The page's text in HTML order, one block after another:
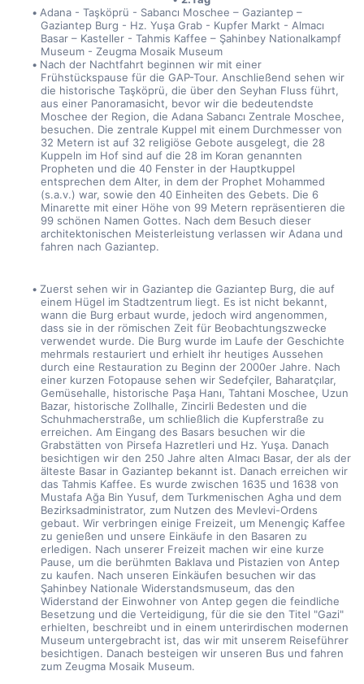
Adana - Taşköprü - Sabancı Moschee – Gaziantep –
Gaziantep Burg - Hz. Yuşa Grab - Kupfer Markt - Almacı
Basar – Kasteller - Tahmis Kaffee – Şahinbey Nationalkampf
Museum - Zeugma Mosaik Museum
Nach der Nachtfahrt beginnen wir mit einer
Frühstückspause für die GAP-Tour. Anschließend sehen wir
die historische Taşköprü, die über den Seyhan Fluss führt,
aus einer Panoramasicht, bevor wir die bedeutendste
Moschee der Region, die Adana Sabancı Zentrale Moschee,
besuchen. Die zentrale Kuppel mit einem Durchmesser von
32 Metern ist auf 32 religiöse Gebote ausgelegt, die 28
Kuppeln im Hof sind auf die 28 im Koran genannten
Propheten und die 40 Fenster in der Hauptkuppel
entsprechen dem Alter, in dem der Prophet Mohammed
(s.a.v.) war, sowie den 40 Einheiten des Gebets. Die 6
Minarette mit einer Höhe von 99 Metern repräsentieren die
99 schönen Namen Gottes. Nach dem Besuch dieser
architektonischen Meisterleistung verlassen wir Adana und
fahren nach Gaziantep.
Zuerst sehen wir in Gaziantep die Gaziantep Burg, die auf
einem Hügel im Stadtzentrum liegt. Es ist nicht bekannt,
wann die Burg erbaut wurde, jedoch wird angenommen,
dass sie in der römischen Zeit für Beobachtungszwecke
verwendet wurde. Die Burg wurde im Laufe der Geschichte
mehrmals restauriert und erhielt ihr heutiges Aussehen
durch eine Restauration zu Beginn der 2000er Jahre. Nach
einer kurzen Fotopause sehen wir Sedefçiler, Baharatçılar,
Gemüsehalle, historische Paşa Hanı, Tahtani Moschee, Uzun
Bazar, historische Zollhalle, Zincirli Bedesten und die
Schuhmacherstraße, um schließlich die Kupferstraße zu
erreichen. Am Eingang des Basars besuchen wir die
Grabstätten von Pirsefa Hazretleri und Hz. Yuşa. Danach
besichtigen wir den 250 Jahre alten Almacı Basar, der als der
älteste Basar in Gaziantep bekannt ist. Danach erreichen wir
das Tahmis Kaffee. Es wurde zwischen 1635 und 1638 von
Mustafa Ağa Bin Yusuf, dem Turkmenischen Agha und dem
Bezirksadministrator, zum Nutzen des Mevlevi-Ordens
gebaut. Wir verbringen einige Freizeit, um Menengiç Kaffee
zu genießen und unsere Einkäufe in den Basaren zu
erledigen. Nach unserer Freizeit machen wir eine kurze
Pause, um die berühmten Baklava und Pistazien von Antep
zu kaufen. Nach unseren Einkäufen besuchen wir das
Şahinbey Nationale Widerstandsmuseum, das den
Widerstand der Einwohner von Antep gegen die feindliche
Besetzung und die Verteidigung, für die sie den Titel "Gazi"
erhielten, beschreibt und in einem unterirdischen modernen
Museum untergebracht ist, das wir mit unserem Reiseführer
besichtigen. Danach besteigen wir unseren Bus und fahren
zum Zeugma Mosaik Museum.